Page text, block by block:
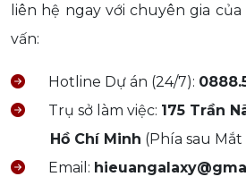
liên hệ ngay với chuyên gia
vấn:
Hotline Dự án (24/7):
Trụ sở làm việc: 175 Trần
Hồ Chí Minh (Phía sau
Email: